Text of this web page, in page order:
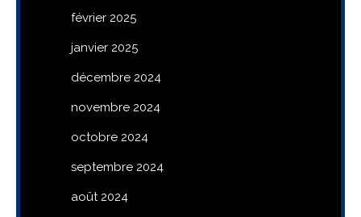
février 2025
janvier 2025
décembre 2024
novembre 2024
octobre 2024
septembre 2024
août 2024